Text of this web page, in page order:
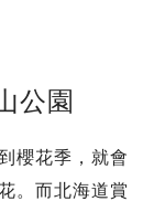
公園
櫻花季，就會
。而北海道賞